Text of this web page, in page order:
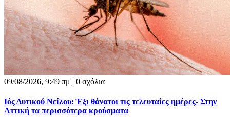
09/08/2026, 9:49 πμ | 0 σχόλια
Ιός Δυτικού Νείλου: Έξι θάνατοι τις τελευταίες ημέρες- Στην
Αττική τα περισσότερα κρούσματα